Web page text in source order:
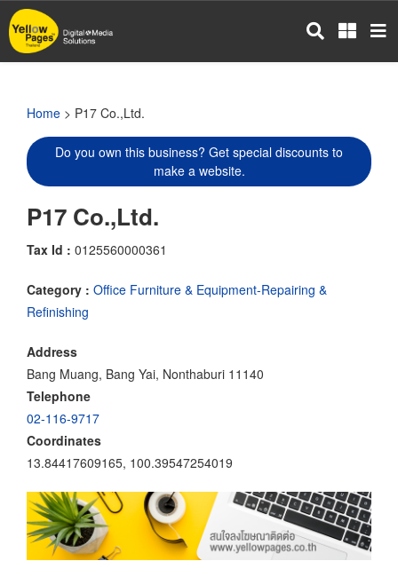
Skip
to
main
Home > P17 Co.,Ltd.
Do you own this business? Get special discounts to
make a website.
P17 Co.,Ltd.
Tax Id : 0125560000361
Category : Office Furniture & Equipment-Repairing &
Refinishing
Address
Bang Muang, Bang Yai, Nonthaburi 11140
Telephone
02-116-9717
Coordinates
13.84417609165, 100.39547254019